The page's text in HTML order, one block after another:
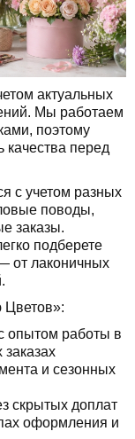
актуальных
Мы работаем
поэтому
качества перед
с учетом разных
поводы,
заказы.
подберете
от лаконичных
опытом работы в
и сезонных
скрытых доплат
оформления и